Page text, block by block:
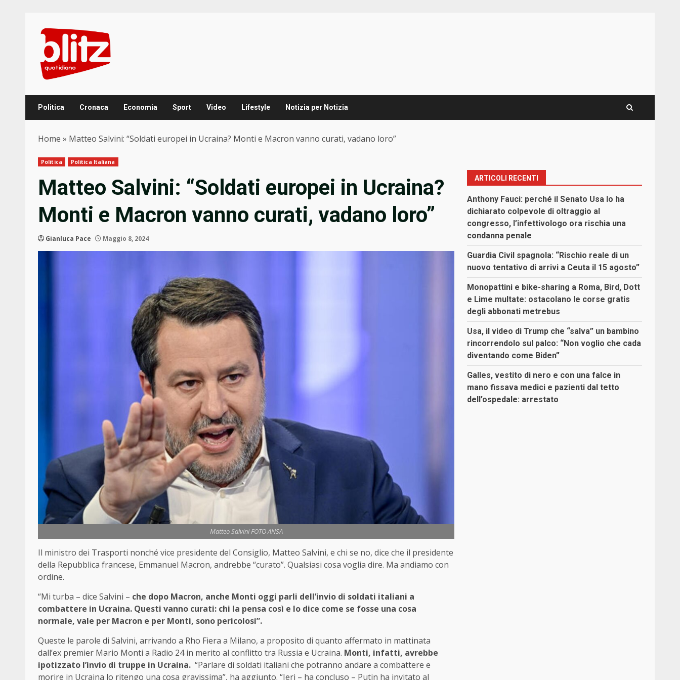
content
Politica Cronaca Economia Sport Video Lifestyle Notizia per Notizia
Home » Matteo Salvini: “Soldati europei in Ucraina? Monti e Macron vanno curati, vadano loro”
Politica Politica Italiana
Matteo Salvini: “Soldati europei in Ucraina?
Monti e Macron vanno curati, vadano loro”
Gianluca Pace Maggio 8, 2024
Matteo Salvini FOTO ANSA
Il ministro dei Trasporti nonché vice presidente del Consiglio, Matteo Salvini, e chi se no, dice che il presidente
della Repubblica francese, Emmanuel Macron, andrebbe “curato”. Qualsiasi cosa voglia dire. Ma andiamo con
ordine.
“Mi turba – dice Salvini – che dopo Macron, anche Monti oggi parli dell’invio di soldati italiani a
combattere in Ucraina. Questi vanno curati: chi la pensa così e lo dice come se fosse una cosa
normale, vale per Macron e per Monti, sono pericolosi”.
Queste le parole di Salvini, arrivando a Rho Fiera a Milano, a proposito di quanto affermato in mattinata
dall’ex premier Mario Monti a Radio 24 in merito al conflitto tra Russia e Ucraina. Monti, infatti, avrebbe
ipotizzato l’invio di truppe in Ucraina. “Parlare di soldati italiani che potranno andare a combattere e
morire in Ucraina lo ritengo una cosa gravissima”, ha aggiunto. “Ieri – ha concluso – Putin ha invitato al
ARTICOLI RECENTI
Anthony Fauci: perché il Senato Usa lo ha
dichiarato colpevole di oltraggio al
congresso, l’infettivologo ora rischia una
condanna penale
Guardia Civil spagnola: “Rischio reale di un
nuovo tentativo di arrivi a Ceuta il 15 agosto”
Monopattini e bike-sharing a Roma, Bird, Dott
e Lime multate: ostacolano le corse gratis
degli abbonati metrebus
Usa, il video di Trump che “salva” un bambino
rincorrendolo sul palco: “Non voglio che cada
diventando come Biden”
Galles, vestito di nero e con una falce in
mano fissava medici e pazienti dal tetto
dell’ospedale: arrestato